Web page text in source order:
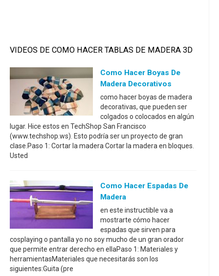
VIDEOS DE COMO HACER TABLAS DE MADERA 3D
Como Hacer Boyas De
Madera Decorativos
como hacer boyas de madera
decorativas, que pueden ser
colgados o colocados en algún
lugar. Hice estos en TechShop San Francisco
(www.techshop.ws). Esto podría ser un proyecto de gran
clase.Paso 1: Cortar la madera Cortar la madera en bloques.
Usted
Como Hacer Espadas De
Madera
en este instructible va a
mostrarte cómo hacer
espadas que sirven para
cosplaying o pantalla yo no soy mucho de un gran orador
que permite entrar derecho en ellaPaso 1: Materiales y
herramientasMateriales que necesitarás son los
siguientes:Guita (pre